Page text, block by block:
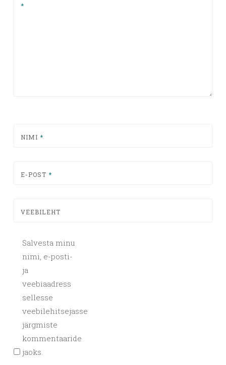
*
NIMI *
E-POST *
VEEBILEHT
Salvesta minu
nimi, e-posti-
ja
veebiaadress
sellesse
veebilehitsejasse
järgmiste
kommentaaride
jaoks.